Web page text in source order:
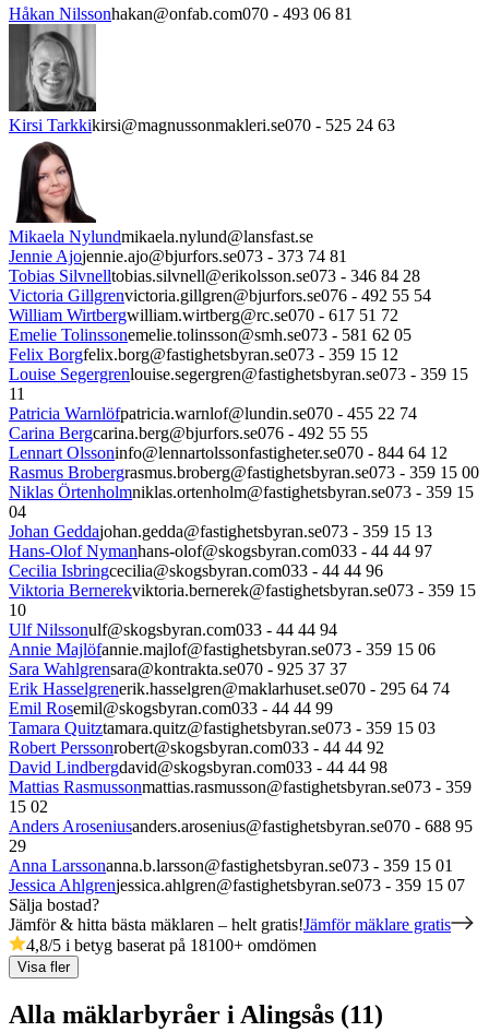
Håkan Nilssonhakan@onfab.com070 - 493 06 81
Kirsi Tarkkikirsi@magnussonmakleri.se070 - 525 24 63
Mikaela Nylundmikaela.nylund@lansfast.se
Jennie Ajojennie.ajo@bjurfors.se073 - 373 74 81
Tobias Silvnelltobias.silvnell@erikolsson.se073 - 346 84 28
Victoria Gillgrenvictoria.gillgren@bjurfors.se076 - 492 55 54
William Wirtbergwilliam.wirtberg@rc.se070 - 617 51 72
Emelie Tolinssonemelie.tolinsson@smh.se073 - 581 62 05
Felix Borgfelix.borg@fastighetsbyran.se073 - 359 15 12
Louise Segergrenlouise.segergren@fastighetsbyran.se073 - 359 15
11
Patricia Warnlöfpatricia.warnlof@lundin.se070 - 455 22 74
Carina Bergcarina.berg@bjurfors.se076 - 492 55 55
Lennart Olssoninfo@lennartolssonfastigheter.se070 - 844 64 12
Rasmus Brobergrasmus.broberg@fastighetsbyran.se073 - 359 15 00
Niklas Örtenholmniklas.ortenholm@fastighetsbyran.se073 - 359 15
04
Johan Geddajohan.gedda@fastighetsbyran.se073 - 359 15 13
Hans-Olof Nymanhans-olof@skogsbyran.com033 - 44 44 97
Cecilia Isbringcecilia@skogsbyran.com033 - 44 44 96
Viktoria Bernerekviktoria.bernerek@fastighetsbyran.se073 - 359 15
10
Ulf Nilssonulf@skogsbyran.com033 - 44 44 94
Annie Majlöfannie.majlof@fastighetsbyran.se073 - 359 15 06
Sara Wahlgrensara@kontrakta.se070 - 925 37 37
Erik Hasselgrenerik.hasselgren@maklarhuset.se070 - 295 64 74
Emil Rosemil@skogsbyran.com033 - 44 44 99
Tamara Quitztamara.quitz@fastighetsbyran.se073 - 359 15 03
Robert Perssonrobert@skogsbyran.com033 - 44 44 92
David Lindbergdavid@skogsbyran.com033 - 44 44 98
Mattias Rasmussonmattias.rasmusson@fastighetsbyran.se073 - 359
15 02
Anders Aroseniusanders.arosenius@fastighetsbyran.se070 - 688 95
29
Anna Larssonanna.b.larsson@fastighetsbyran.se073 - 359 15 01
Jessica Ahlgrenjessica.ahlgren@fastighetsbyran.se073 - 359 15 07
Sälja bostad?
Jämför & hitta bästa mäklaren – helt gratis!Jämför mäklare gratis
4,8/5 i betyg baserat på 18100+ omdömen
Visa fler
Alla mäklarbyråer i Alingsås (11)